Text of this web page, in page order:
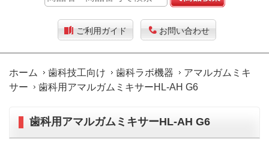
ご利用ガイド お問い合わせ
ホーム 歯科技工向け 歯科ラボ機器
アマルガムミキ
サー
歯科用アマルガムミキサーHL-AH G6
歯科用アマルガムミキサーHL-AH G6